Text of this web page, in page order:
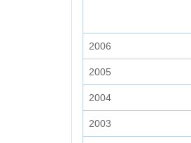
2006
2005
2004
2003